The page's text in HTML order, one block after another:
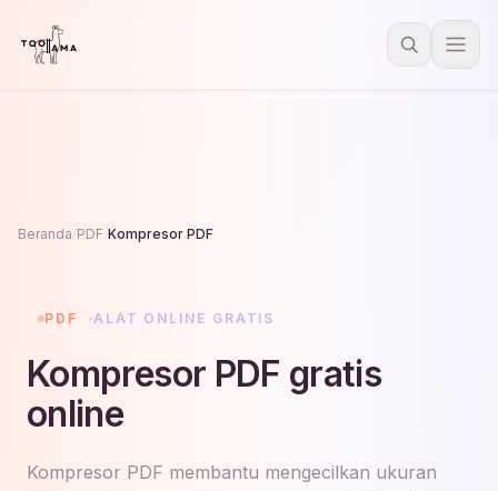
Beranda PDF Kompresor PDF
PDF ALAT ONLINE GRATIS
Kompresor PDF gratis
online
Kompresor PDF membantu mengecilkan ukuran